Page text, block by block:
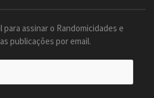
assinar o Randomicidades e
publicações por email.